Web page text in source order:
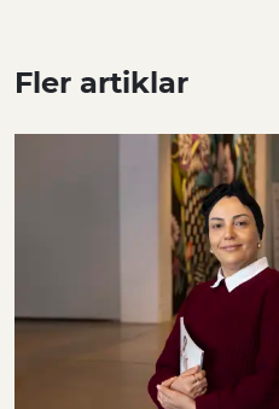
Fler artiklar